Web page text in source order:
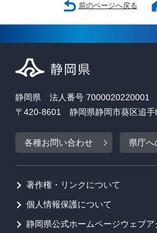
前のページへ戻る
静岡県 法人番号 7000020220001
〒420-8601 静岡県静岡市葵区追手
各種お問い合わせ 県庁へ
著作権・リンクについて
個人情報保護について
静岡県公式ホームページウェブ